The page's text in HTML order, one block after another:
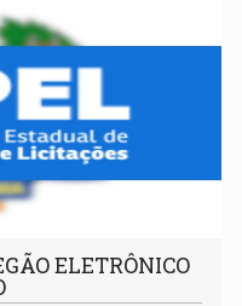
ELETRÔNICO